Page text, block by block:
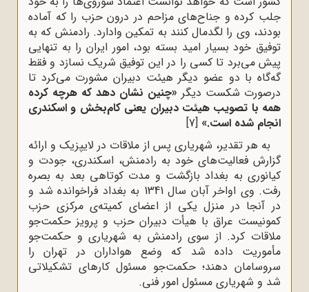
جلب کرده و جناح‌های مزاحم در درون حزب را که آماده
بودند، وی را لگدمال کنند به تمکین وادارد. رادمنش که به
توفیق خود بسیار امید بسته بود، امور ایران را به تنهایی
پیش می‌برد تا کسی را در این توفیق شریک نسازد و فقط
گه‌گاه با دو عضو دیگر هیئت دبیران مشورت می‌کرد تا
درصورت شکست دیگر «چنین نشان دهد که هرچه کرده
همه با تصویب هیئت دبیران یعنی کام‌بخش و اسکندری
انجام شده است.» [7]
به هر تقدیر، شهریاری پس از ملاقات در لایپزیک و ارائه
گزارش فعالیت‌های خود به رادمنش، اسکندری، جودت و
کیانوری به بغداد بازگشت و مدت کوتاهی بعد به بصره
رفت. وی اواخر آبان سال 1341 به بغداد فراخوانده شد و
در آنجا در منزل یکی از اعضای کمیته‌ی مرکزی حزب
کمونیست عراق با هیأت دبیران حزب و پرویز حکمت‌جو
ملاقات کرد. از سوی رادمنش به شهریاری و حکمت‌جو
مأموریت داده شد که وضع هواداران در تهران را
سروسامان دهند؛ حکمت‌جو مسئول کارهای تشکیلاتی
شد و شهریاری مسئول امور فنی.